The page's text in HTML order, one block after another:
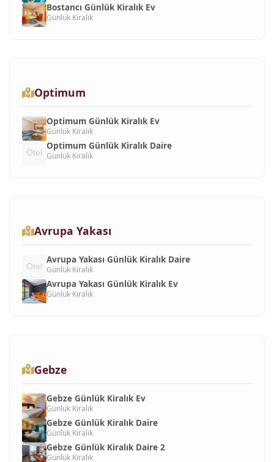
Bostancı Günlük Kiralık Ev
Günlük Kiralık
Optimum
Optimum Günlük Kiralık Ev
Günlük Kiralık
Optimum Günlük Kiralık Daire
Günlük Kiralık
Avrupa Yakası
Avrupa Yakası Günlük Kiralık Daire
Günlük Kiralık
Avrupa Yakası Günlük Kiralık Ev
Günlük Kiralık
Gebze
Gebze Günlük Kiralık Ev
Günlük Kiralık
Gebze Günlük Kiralık Daire
Günlük Kiralık
Gebze Günlük Kiralık Daire 2
Günlük Kiralık